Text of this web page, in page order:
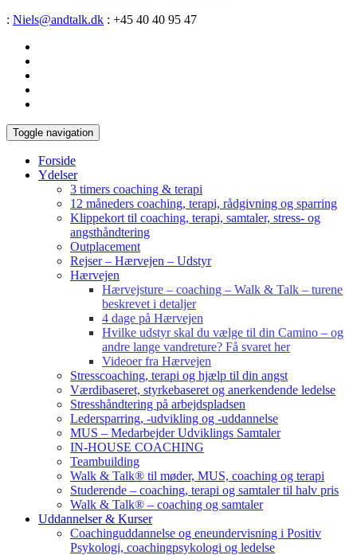
: Niels@andtalk.dk : +45 40 40 95 47
Toggle navigation
Forside
Ydelser
3 timers coaching & terapi
12 måneders coaching, terapi, rådgivning og sparring
Klippekort til coaching, terapi, samtaler, stress- og
angsthåndtering
Outplacement
Rejser – Hærvejen – Udstyr
Hærvejen
Hærvejsture – coaching – Walk & Talk – turene
beskrevet i detaljer
4 dage på Hærvejen
Hvilke udstyr skal du vælge til din Camino – og
andre lange vandreture? Få svaret her
Videoer fra Hærvejen
Stresscoaching, terapi og hjælp til din angst
Værdibaseret, styrkebaseret og anerkendende ledelse
Stresshåndtering på arbejdspladsen
Ledersparring, -udvikling og -uddannelse
MUS – Medarbejder Udviklings Samtaler
IN-HOUSE COACHING
Teambuilding
Walk & Talk® til møder, MUS, coaching og terapi
Studerende – coaching, terapi og samtaler til halv pris
Walk & Talk® – coaching og samtaler
Uddannelser & Kurser
Coachinguddannelse og eneundervisning i Positiv
Psykologi, coachingpsykologi og ledelse